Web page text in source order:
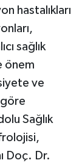
hastalıkları
sağlık
önem
ve
Sağlık
Doç. Dr.